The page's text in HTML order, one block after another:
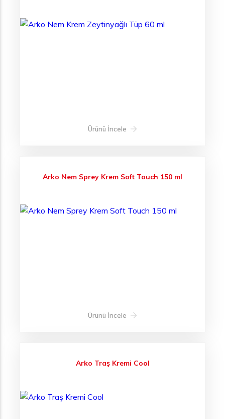
Ürünü İncele
Arko Nem Sprey Krem Soft Touch 150 ml
Ürünü İncele
Arko Traş Kremi Cool